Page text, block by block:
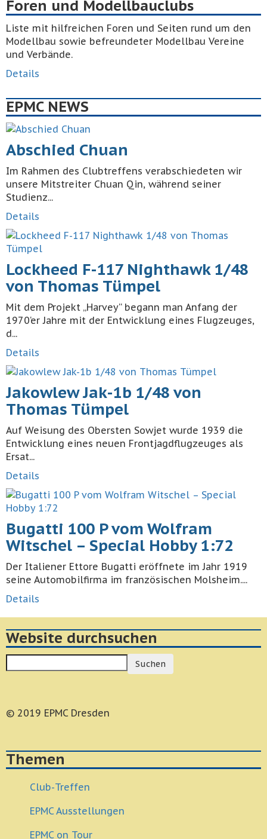
Foren und Modellbauclubs
Liste mit hilfreichen Foren und Seiten rund um den
Modellbau sowie befreundeter Modellbau Vereine
und Verbände.
Details
EPMC NEWS
Abschied Chuan
Im Rahmen des Clubtreffens verabschiedeten wir
unsere Mitstreiter Chuan Qin, während seiner
Studienz...
Details
Lockheed F-117 Nighthawk 1/48
von Thomas Tümpel
Mit dem Projekt „Harvey“ begann man Anfang der
1970‘er Jahre mit der Entwicklung eines Flugzeuges,
d...
Details
Jakowlew Jak-1b 1/48 von
Thomas Tümpel
Auf Weisung des Obersten Sowjet wurde 1939 die
Entwicklung eines neuen Frontjagdflugzeuges als
Ersat...
Details
Bugatti 100 P vom Wolfram
Witschel – Special Hobby 1:72
Der Italiener Ettore Bugatti eröffnete im Jahr 1919
seine Automobilfirma im französischen Molsheim....
Details
Website durchsuchen
Suchen
© 2019 EPMC Dresden
Themen
Club-Treffen
EPMC Ausstellungen
EPMC on Tour